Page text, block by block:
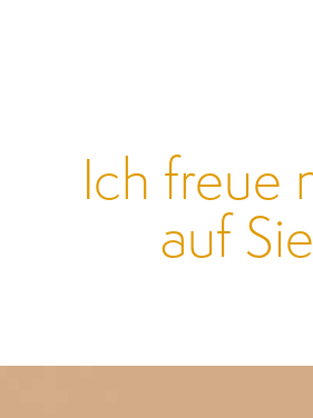
Ich freue
auf